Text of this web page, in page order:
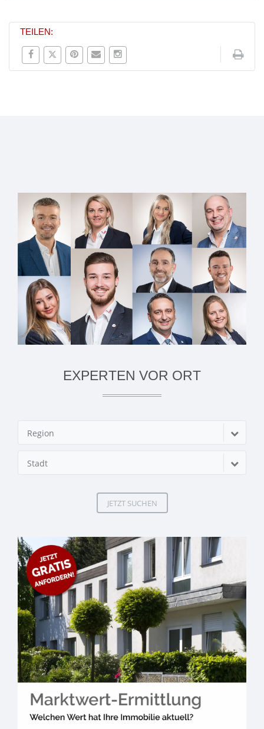
TEILEN:
EXPERTEN VOR ORT
Region
Stadt
JETZT SUCHEN